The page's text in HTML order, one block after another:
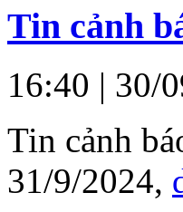
Tin cảnh
16:40 | 30/
Tin cảnh
31/9/2024,